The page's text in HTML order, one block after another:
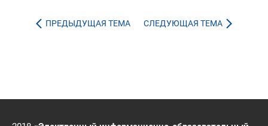
ПРЕДЫДУЩАЯ ТЕМА СЛЕДУЮЩАЯ ТЕМА